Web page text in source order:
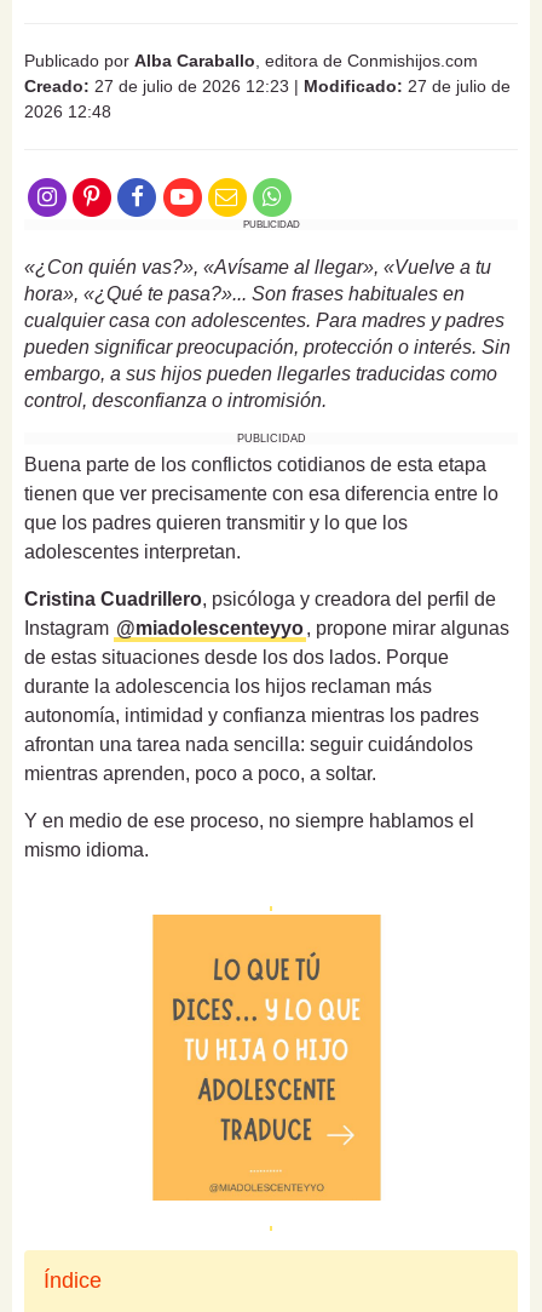
Publicado por Alba Caraballo , editora de Conmishijos.com
Creado: 27 de julio de 2026 12:23 | Modificado: 27 de julio de
2026 12:48
PUBLICIDAD
«¿Con quién vas?», «Avísame al llegar», «Vuelve a tu
hora», «¿Qué te pasa?»... Son frases habituales en
cualquier casa con adolescentes. Para madres y padres
pueden significar preocupación, protección o interés. Sin
embargo, a sus hijos pueden llegarles traducidas como
control, desconfianza o intromisión.
PUBLICIDAD
Buena parte de los conflictos cotidianos de esta etapa
tienen que ver precisamente con esa diferencia entre lo
que los padres quieren transmitir y lo que los
adolescentes interpretan.
Cristina Cuadrillero, psicóloga y creadora del perfil de
Instagram @miadolescenteyyo, propone mirar algunas
de estas situaciones desde los dos lados. Porque
durante la adolescencia los hijos reclaman más
autonomía, intimidad y confianza mientras los padres
afrontan una tarea nada sencilla: seguir cuidándolos
mientras aprenden, poco a poco, a soltar.
Y en medio de ese proceso, no siempre hablamos el
mismo idioma.
Índice